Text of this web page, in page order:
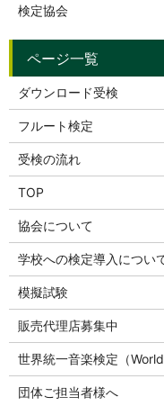
検定協会
ダウンロード受検
フルート検定
受検の流れ
TOP
協会について
学校への検定導入につい
模擬試験
販売代理店募集中
世界統一音楽検定（
団体ご担当者様へ